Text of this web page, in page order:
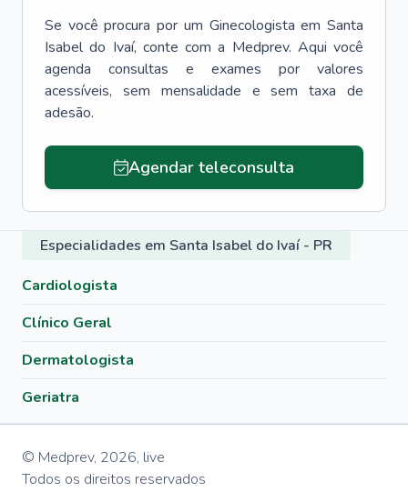
Se você procura por um Ginecologista em Santa
Isabel do Ivaí, conte com a Medprev. Aqui você
agenda consultas e exames por valores
acessíveis, sem mensalidade e sem taxa de
adesão.
Agendar teleconsulta
Especialidades em Santa Isabel do Ivaí - PR
Cardiologista
Clínico Geral
Dermatologista
Geriatra
© Medprev, 2026, live
Todos os direitos reservados